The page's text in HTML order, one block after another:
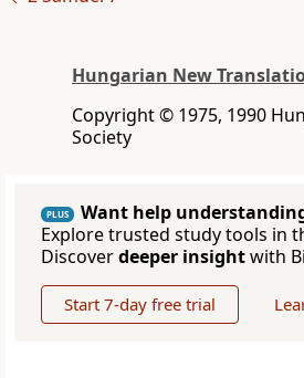
Hungarian New
Copyright © 1975, 1990
Society
PLUS
Want help
Explore trusted study tools in
Discoverdeeper insightwith
Start 7-day free trial